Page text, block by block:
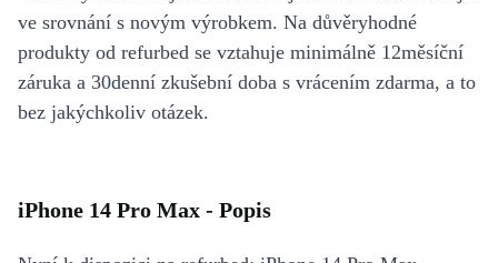
ve srovnání s novým výrobkem. Na důvěryhodné
produkty od refurbed se vztahuje minimálně 12měsíční
záruka a 30denní zkušební doba s vrácením zdarma, a to
bez jakýchkoliv otázek.
iPhone 14 Pro Max - Popis